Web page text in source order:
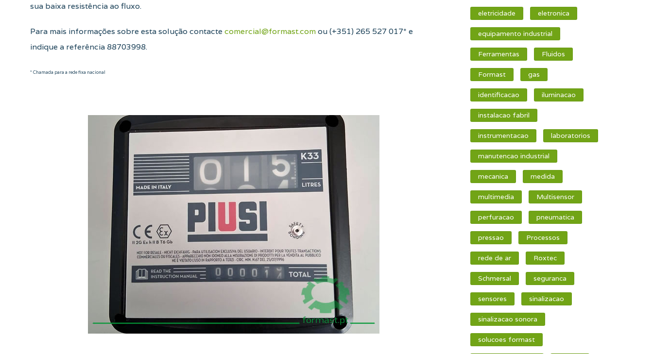
sua baixa resistência ao fluxo.
Para mais informações sobre esta solução contacte comercial@formast.comou (+351) 265 527 017* e
indique a referência 88703998.
* Chamada para a rede fixa nacional
eletricidade eletronica
equipamento industrial
Ferramentas Fluidos
Formast gas
identificacao iluminacao
instalacao fabril
instrumentacao laboratorios
manutencao industrial
mecanica medida
multimedia Multisensor
perfuracao pneumatica
pressao Processos
rede de ar Roxtec
Schmersal seguranca
sensores sinalizacao
sinalizacao sonora
solucoes formast